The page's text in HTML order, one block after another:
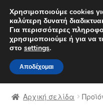
Δευτέρα-Παρ. 9
Απευθείας
μετάβαση
στην
πλοήγηση
Μετάβαση
σε
περιεχόμενο
Αρχική
Διαδικασία Παραπόνων
Αρχική σελίδα
Χρησιμοποιούμε cookies
καλύτερη δυνατή
Για περισσότερες
χρησιμοποιούμε ή για να
στο settings.
Αποδέχομαι